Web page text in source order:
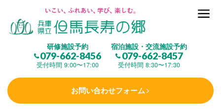
研修施設予約
079-662-8456
受付時間 9:00〜17:00
宿泊施設・交流施設予約
079-662-8457
受付時間 8:30〜17:30
お問い合わせフォーム
但馬長寿の郷とは
(研修施設)
楽しむ